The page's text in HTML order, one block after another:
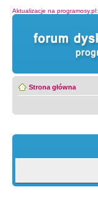
Aktualizacje na programosy.pl:
Strona główna